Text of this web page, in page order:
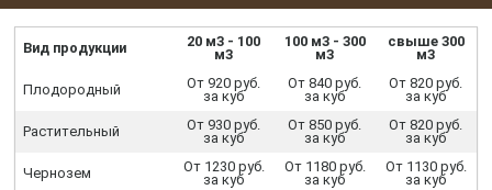
Вид продукции
20 м3 - 100
м3
100 м3 - 300
м3
свыше 300
м3
Плодородный
От 920 руб.
за куб
От 840 руб.
за куб
От 820 руб.
за куб
Растительный
От 930 руб.
за куб
От 850 руб.
за куб
От 820 руб.
за куб
Чернозем
От 1230 руб.
за куб
От 1180 руб.
за куб
От 1130 руб.
за куб